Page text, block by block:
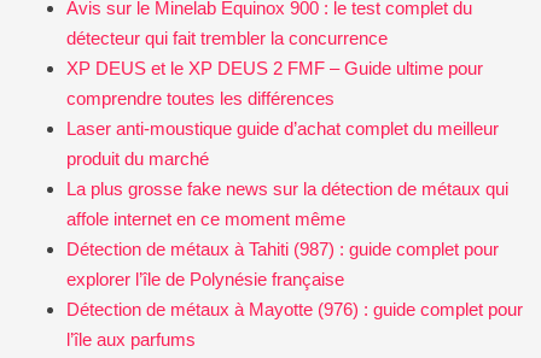
Avis sur le Minelab Equinox 900 : le test complet du
détecteur qui fait trembler la concurrence
XP DEUS et le XP DEUS 2 FMF – Guide ultime pour
comprendre toutes les différences
Laser anti-moustique guide d’achat complet du meilleur
produit du marché
La plus grosse fake news sur la détection de métaux qui
affole internet en ce moment même
Détection de métaux à Tahiti (987) : guide complet pour
explorer l’île de Polynésie française
Détection de métaux à Mayotte (976) : guide complet pour
l’île aux parfums